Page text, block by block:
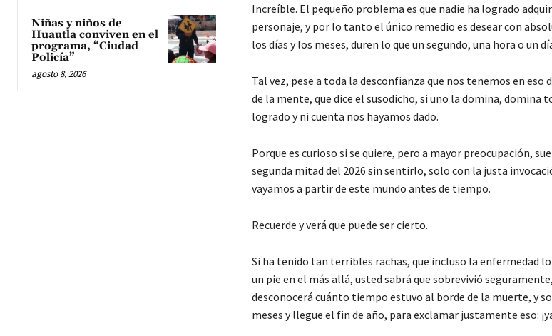
Niñas y niños de
Huautla conviven en el
programa, “Ciudad
Policía”
agosto 8, 2026
Increíble. El pequeño problema es que nadie ha logrado
personaje, y por lo tanto el único remedio es desear con
los días y los meses, duren lo que un segundo, una hora o un
Tal vez, pese a toda la desconfianza que nos tenemos en eso
de la mente, que dice el susodicho, si uno la domina, domina
logrado y ni cuenta nos hayamos dado.
Porque es curioso si se quiere, pero a mayor preocupación,
segunda mitad del 2026 sin sentirlo, solo con la justa
vayamos a partir de este mundo antes de tiempo.
Recuerde y verá que puede ser cierto.
Si ha tenido tan terribles rachas, que incluso la enfermedad
un pie en el más allá, usted sabrá que sobrevivió
desconocerá cuánto tiempo estuvo al borde de la muerte, y
meses y llegue el fin de año, para exclamar justamente eso: